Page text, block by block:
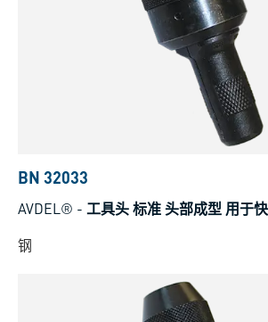
BN 32033
AVDEL® - 工具头 标准 头部成型 用于
钢